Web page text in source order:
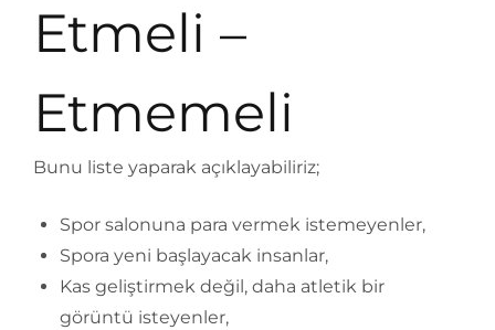
Etmeli –
Etmemeli
Bunu liste yaparak açıklayabiliriz;
Spor salonuna para vermek istemeyenler,
Spora yeni başlayacak insanlar,
Kas geliştirmek değil, daha atletik bir
görüntü isteyenler,